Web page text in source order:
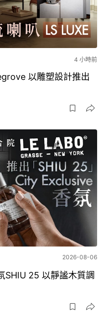
4 小時前
以雕塑設計推出
2026-08-06
SHIU 25 以靜謐木質調